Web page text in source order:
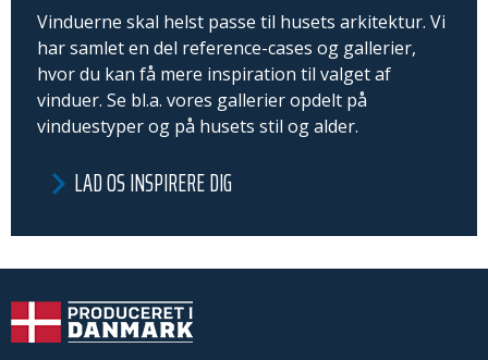
Vinduerne skal helst passe til husets arkitektur. Vi
har samlet en del reference-cases og gallerier,
hvor du kan få mere inspiration til valget af
vinduer. Se bl.a. vores gallerier opdelt på
vinduestyper og på husets stil og alder.
LAD OS INSPIRERE DIG